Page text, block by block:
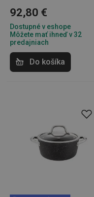
92,80 €
Dostupné v eshope
Môžete mať ihneď v 32
predajniach
Do košíka